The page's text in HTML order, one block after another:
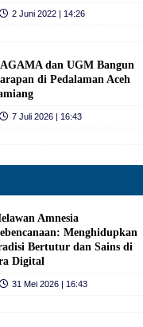
2 Juni 2022 | 14:26
dan UGM Bangun
di Pedalaman Aceh
7 Juli 2026 | 16:43
Amnesia
Menghidupkan
Bertutur dan Sains di
Digital
31 Mei 2026 | 16:43